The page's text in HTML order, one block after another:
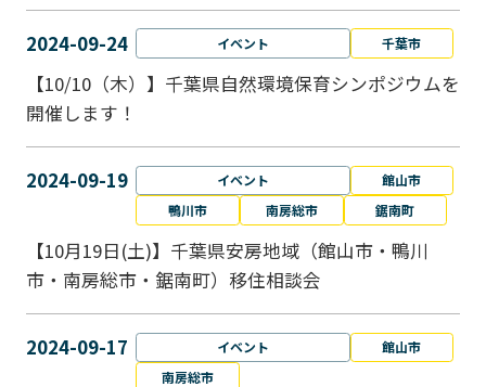
2024-09-24 イベント 千葉市
【10/10（木）】千葉県自然環境保育シンポジウムを
開催します！
2024-09-19 イベント
館山市
鴨川市
南房総市 鋸南町
【10月19日(土)】千葉県安房地域（館山市・鴨川
市・南房総市・鋸南町）移住相談会
2024-09-17 イベント
館山市
南房総市